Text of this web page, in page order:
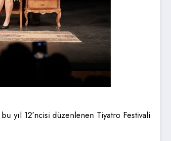
yıl 12’ncisi düzenlenen Tiyatro Festivali